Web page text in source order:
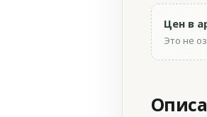
Цен в
Это не